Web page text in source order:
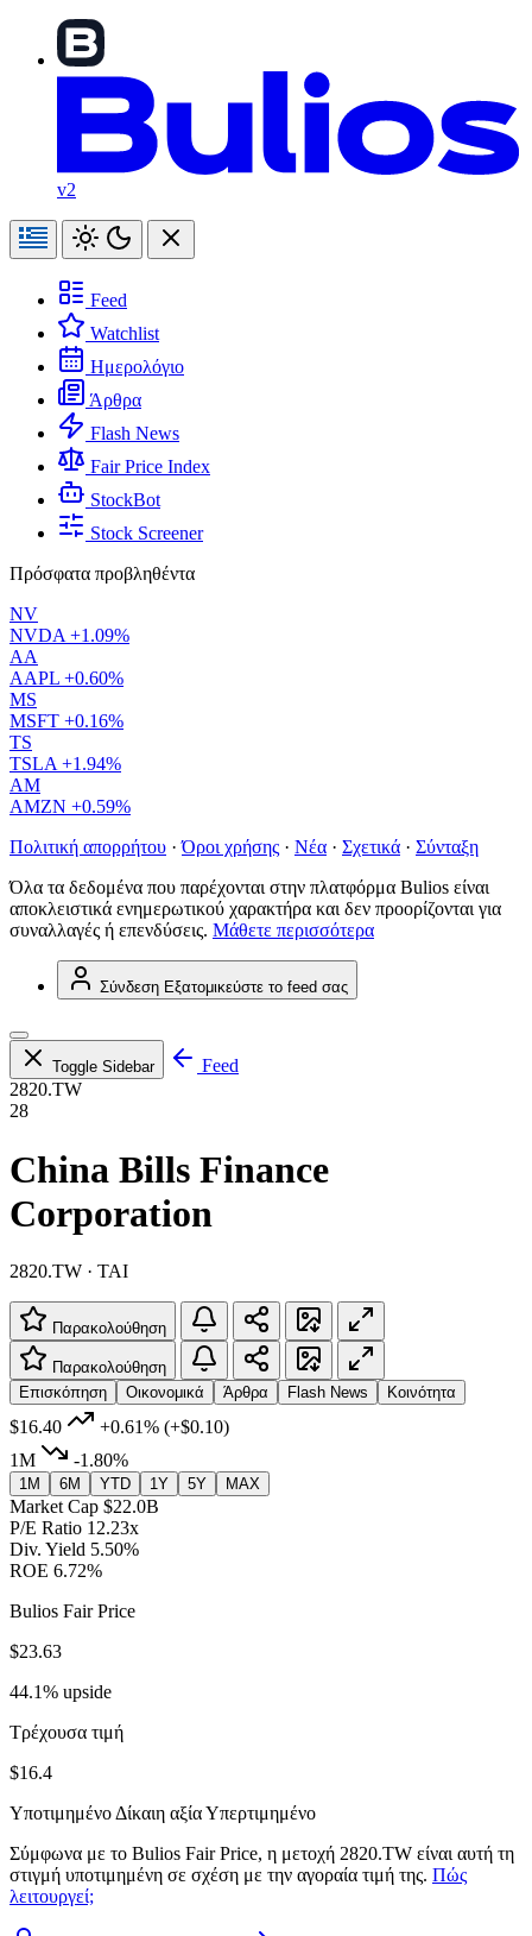
v2
Feed
Watchlist
Ημερολόγιο
Άρθρα
Flash News
Fair Price Index
StockBot
Stock Screener
Πρόσφατα προβληθέντα
NV
NVDA +1.09%
AA
AAPL +0.60%
MS
MSFT +0.16%
TS
TSLA +1.94%
AM
AMZN +0.59%
Πολιτική απορρήτου · Όροι χρήσης · Νέα · Σχετικά · Σύνταξη
Όλα τα δεδομένα που παρέχονται στην πλατφόρμα Bulios είναι
αποκλειστικά ενημερωτικού χαρακτήρα και δεν προορίζονται για
συναλλαγές ή επενδύσεις. Μάθετε περισσότερα
Σύνδεση Εξατομικεύστε το feed σας
Toggle Sidebar
Feed
2820.TW
28
China Bills Finance
Corporation
2820.TW · TAI
Παρακολούθηση
Παρακολούθηση
Επισκόπηση
Οικονομικά Άρθρα Flash News Κοινότητα
$16.40 +0.61% (+$0.10)
1M
-1.80%
1M 6M YTD 1Y 5Y MAX
Market Cap $22.0B
P/E Ratio 12.23x
Div. Yield 5.50%
ROE 6.72%
Bulios Fair Price
$23.63
44.1% upside
Τρέχουσα τιμή
$16.4
Υποτιμημένο Δίκαιη αξίαΥπερτιμημένο
Σύμφωνα με το Bulios Fair Price, η μετοχή 2820.TW είναι αυτή τη
στιγμή υποτιμημένη σε σχέση με την αγοραία τιμή της. Πώς
λειτουργεί;